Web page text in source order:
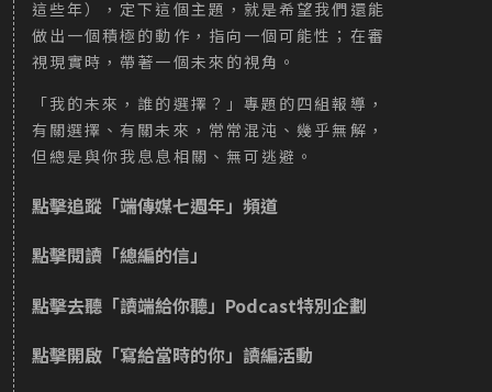
這些年），定下這個主題，就是希望我們還能
做出一個積極的動作，指向一個可能性；在審
視現實時，帶著一個未來的視角。
「我的未來，誰的選擇？」專題的四組報導，
有關選擇、有關未來，常常混沌、幾乎無解，
但總是與你我息息相關、無可逃避。
點擊追蹤「端傳媒七週年」頻道
點擊閱讀「總編的信」
點擊去聽「讀端給你聽」Podcast特別企劃
點擊開啟「寫給當時的你」讀編活動